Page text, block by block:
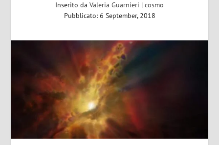
Inserito da Valeria Guarnieri | cosmo
Pubblicato: 6 September, 2018